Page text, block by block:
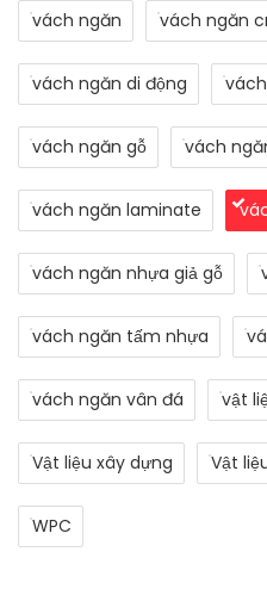
vách ngăn vách ngăn
vách ngăn di động
vách ngăn gỗ vách
vách ngăn laminate
vách ngăn nhựa giả gỗ
vách ngăn tấm nhựa
vách ngăn vân đá vật
Vật liệu xây dựng Vật
WPC